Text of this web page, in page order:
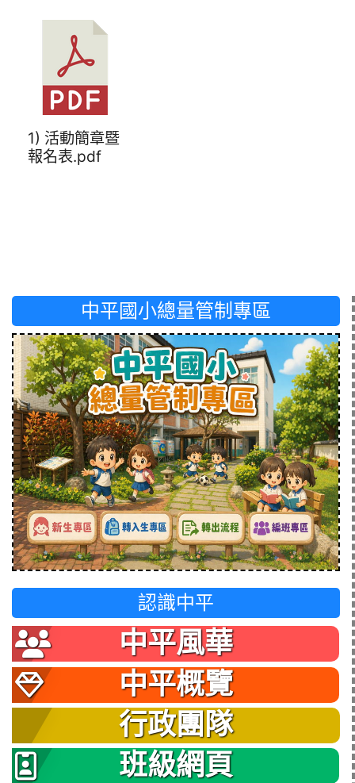
1) 活動簡章暨
報名表.pdf
中平國小總量管制專區
認識中平
中平風華
中平概覽
行政團隊
班級網頁